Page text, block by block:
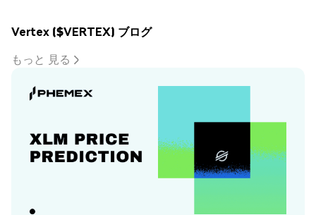
Vertex ($VERTEX) ブログ
もっと 見る